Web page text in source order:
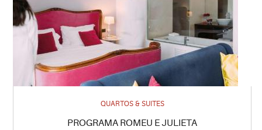
QUARTOS & SUITES
PROGRAMA ROMEU E JULIETA